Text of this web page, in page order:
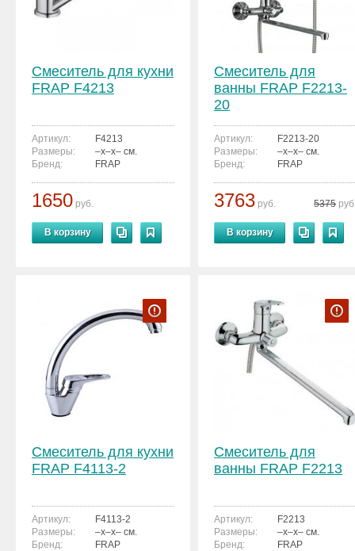
Смеситель для кухни
FRAP F4213
Артикул:
F4213
Размеры:
–x–x– см.
Бренд:
FRAP
1650 руб.
В корзину
Смеситель для
ванны FRAP F2213-
20
Артикул:
F2213-20
Размеры:
–x–x– см.
Бренд:
FRAP
3763 руб. 5375
В корзину
Смеситель для кухни
FRAP F4113-2
Артикул:
F4113-2
Размеры:
–x–x– см.
Бренд:
FRAP
Смеситель для
ванны FRAP F2213
Артикул:
F2213
Размеры:
–x–x– см.
Бренд:
FRAP